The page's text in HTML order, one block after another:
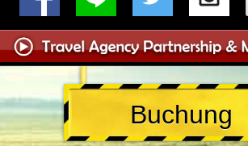
Buchung